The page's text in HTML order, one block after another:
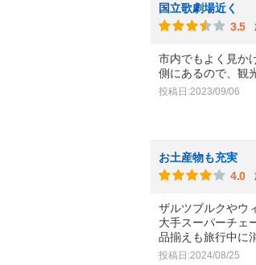
国立歌劇場近く
3.5
市内でもよく見か
側にあるので、観
投稿日:2023/09/06
お土産物も充実
4.0
ザルツブルクやウ
大手スーパーチェ
品揃えも旅行中に
投稿日:2024/08/25